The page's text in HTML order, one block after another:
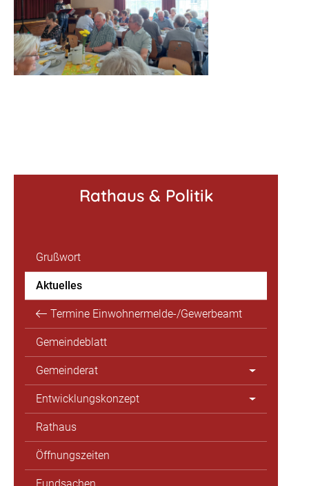
Rathaus & Politik
Grußwort
Aktuelles
Termine Einwohnermelde-/Gewerbeamt
Gemeindeblatt
Gemeinderat
Entwicklungskonzept
Rathaus
Öffnungszeiten